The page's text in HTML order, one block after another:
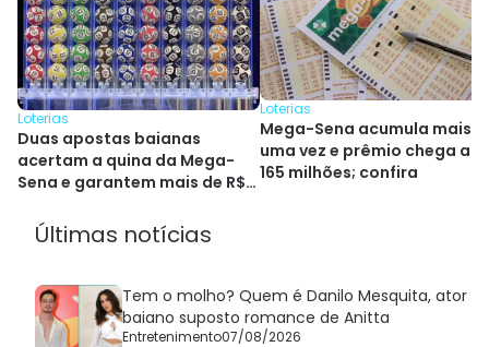
Loterias
Duas apostas baianas
acertam a quina da Mega-
Sena e garantem mais de R$
Loterias
Mega-Sena acumula mais
uma vez e prêmio chega a
165 milhões; confira
Últimas notícias
Tem o molho? Quem é Danilo Mesquita, ator
baiano suposto romance de Anitta
Entretenimento07/08/2026